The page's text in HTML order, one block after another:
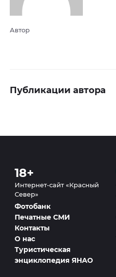
Автор
Публикации автора
18+
Интернет-сайт «Красный
Север»
Фотобанк
Печатные СМИ
Контакты
О нас
Туристическая
энциклопедия ЯНАО